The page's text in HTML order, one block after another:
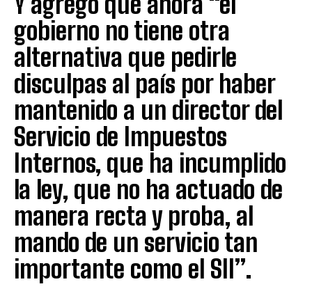
gobierno no tiene otra
alternativa que pedirle
disculpas al país por haber
mantenido a un director del
Servicio de Impuestos
Internos, que ha incumplido
la ley, que no ha actuado de
manera recta y proba, al
mando de un servicio tan
importante como el SII”.